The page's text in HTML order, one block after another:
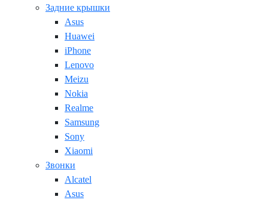
Задние крышки
Asus
Huawei
iPhone
Lenovo
Meizu
Nokia
Realme
Samsung
Sony
Xiaomi
Звонки
Alcatel
Asus